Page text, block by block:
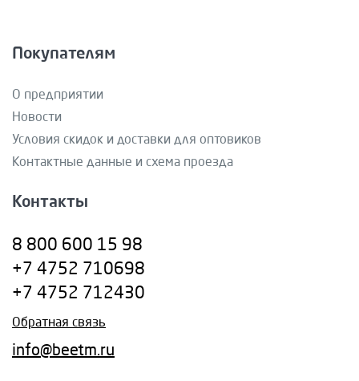
Покупателям
О предприятии
Новости
Условия скидок и доставки для оптовиков
Контактные данные и схема проезда
Контакты
8 800 600 15 98
+7 4752 710698
+7 4752 712430
Обратная связь
info@beetm.ru